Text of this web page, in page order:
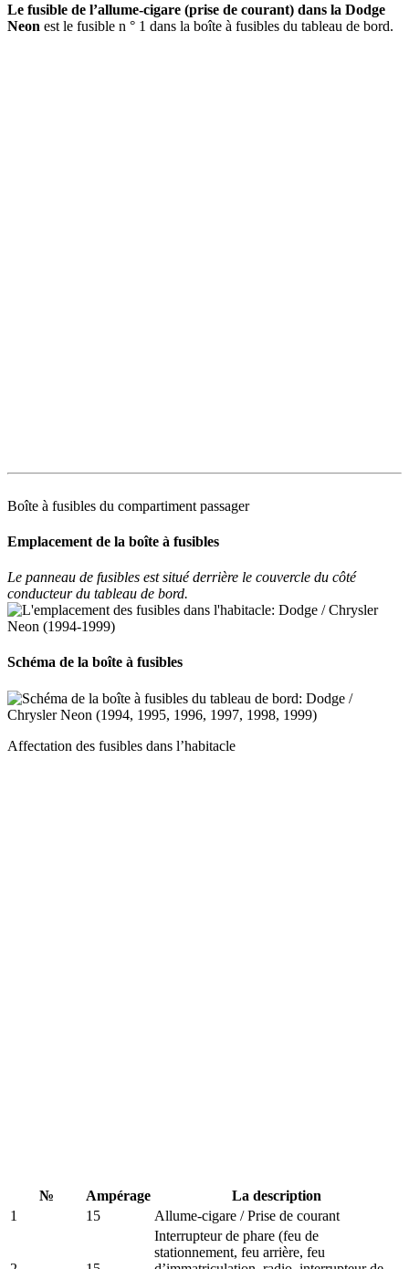
Le fusible de l’allume-cigare (prise de courant) dans la Dodge
Neon est le fusible n ° 1 dans la boîte à fusibles du tableau de bord.
Boîte à fusibles du compartiment passager
Emplacement de la boîte à fusibles
Le panneau de fusibles est situé derrière le couvercle du côté
conducteur du tableau de bord.
Schéma de la boîte à fusibles
Affectation des fusibles dans l’habitacle
№ Ampérage
La description
1
15 Allume-cigare / Prise de courant
Interrupteur de phare (feu de
stationnement, feu arrière, feu